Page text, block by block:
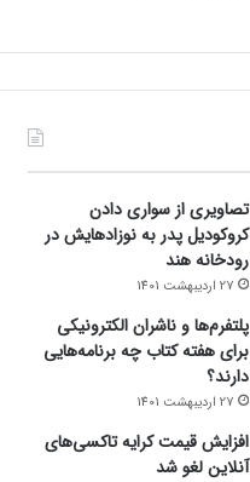
تصاویری از سواری دادن
کروکودیل پدر به نوزادهایش در
رودخانه هند
27 اردیبهشت 1401
پلتفرم‌ها و ناشران الکترونیکی
برای هفته کتاب چه برنامه‌هایی
دارند؟
27 اردیبهشت 1401
افزایش قیمت کرایه تاکسی‌های
آنلاین لغو شد